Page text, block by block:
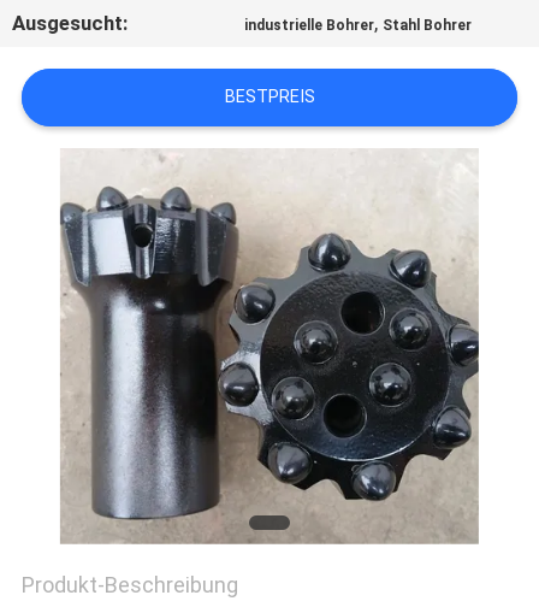
FORDERN
SIE EIN
SITEMAP
PRIVACY
POLICY
Ausgesucht: industrielle Bohrer, Stahl Bohrer
BESTPREIS
Produkt-Beschreibung